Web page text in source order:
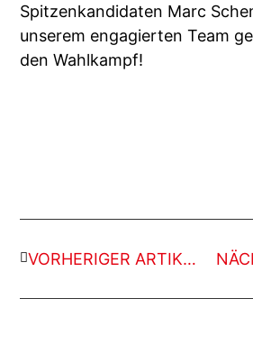
Spitzenkandidaten Marc
unserem engagierten Team
den Wahlkampf!
VORHERIGER ARTIKEL